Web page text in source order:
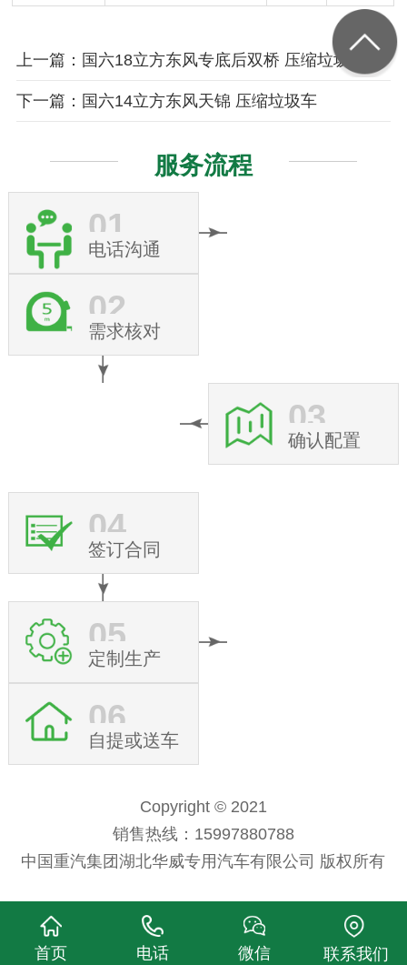
上一篇：国六18立方东风专底后双桥 压缩垃圾车
下一篇：国六14立方东风天锦 压缩垃圾车
服务流程
01
电话沟通
02
需求核对
03
确认配置
04
签订合同
05
定制生产
06
自提或送车
Copyright © 2021
销售热线：15997880788
中国重汽集团湖北华威专用汽车有限公司 版权所有
首页 电话 微信 联系我们